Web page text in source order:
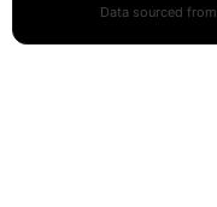
Data sourced from